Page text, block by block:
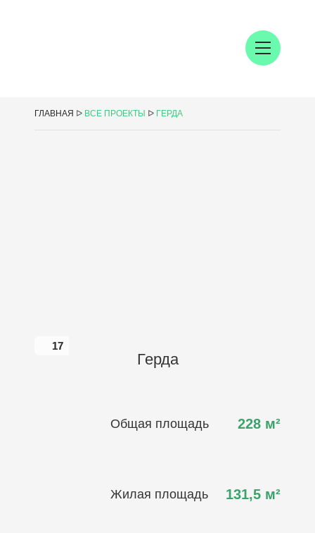
ГЛАВНАЯ ᐅ ВСЕ ПРОЕКТЫ ᐅ ГЕРДА
17
17
Герда
Общая площадь 228 м²
Жилая площадь 131,5 м²